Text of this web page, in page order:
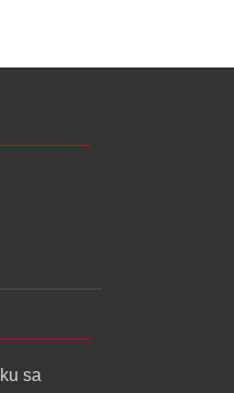
sa